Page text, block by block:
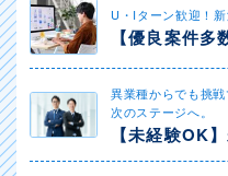
U・Iターン歓迎！
【優良案件多
異業種からでも挑
次のステージへ。
【未経験OK